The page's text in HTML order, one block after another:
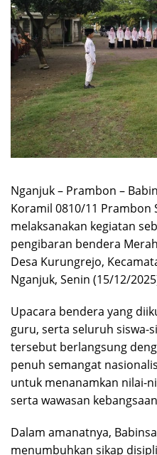
Nganjuk – Prambon –
Koramil 0810/11 Prambon
melaksanakan kegiatan
pengibaran bendera
Desa Kurungrejo,
Nganjuk, Senin (15/12/
Upacara bendera yang
guru, serta seluruh siswa-
tersebut berlangsung
penuh semangat
untuk menanamkan nilai-
serta wawasan
Dalam amanatnya,
menumbuhkan sikap